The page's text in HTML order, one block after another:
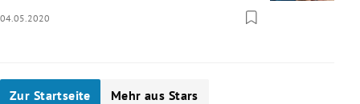
04.05.2020
Zur Startseite Mehr aus Stars